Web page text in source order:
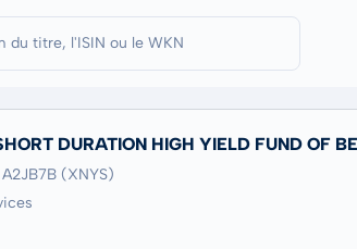
DURATION HIGH YIELD FUND OF
A2JB7B (XNYS)